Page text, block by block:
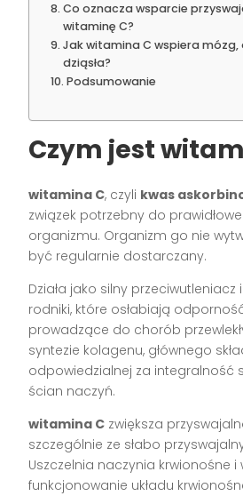
Co oznacza wsparcie
witaminę C?
Jak witamina C wspiera mózg,
dziąsła?
Podsumowanie
Czym jest
witamina C, czyli kwas
związek potrzebny do
organizmu. Organizm go nie
być regularnie dostarczany.
Działa jako silny przeciwutleniacz
rodniki, które osłabiają
prowadzące do chorób
syntezie kolagenu, głównego
odpowiedzialnej za integralność
ścian naczyń.
witamina C zwiększa
szczególnie ze słabo
Uszczelnia naczynia krwionośne i
funkcjonowanie układu